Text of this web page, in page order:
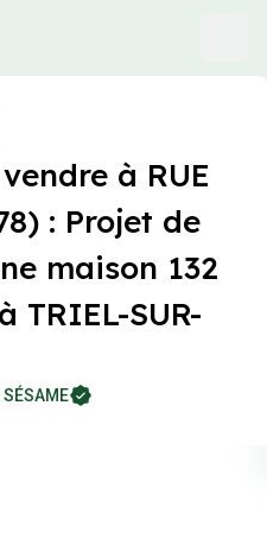
à RUE
: Projet de
maison 132
TRIEL-SUR-